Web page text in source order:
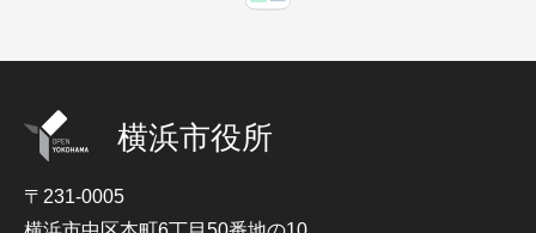
横浜市役所
〒231-0005